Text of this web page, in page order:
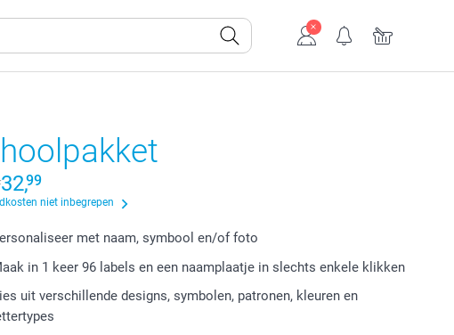
32,99
niet inbegrepen
met naam, symbool en/of foto
in 1 keer 96 labels en een naamplaatje in slechts enkele klikken
uit verschillende designs, symbolen, patronen, kleuren en